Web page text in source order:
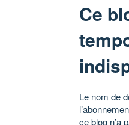
Ce
Le nom de
ce blog n’a